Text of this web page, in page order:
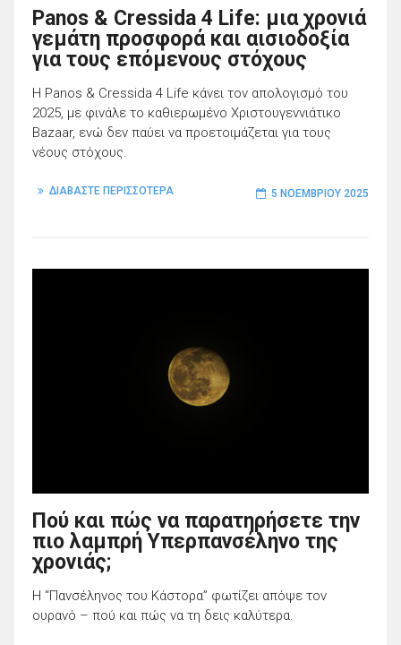
Panos & Cressida 4 Life: μια χρονιά
γεμάτη προσφορά και αισιοδοξία
για τους επόμενους στόχους
Η Panos & Cressida 4 Life κάνει τον απολογισμό του
2025, με φινάλε το καθιερωμένο Χριστουγεννιάτικο
Bazaar, ενώ δεν παύει να προετοιμάζεται για τους
νέους στόχους.
ΔΙΑΒΑΣΤΕ ΠΕΡΙΣΣΟΤΕΡΑ 5 ΝΟΕΜΒΡΊΟΥ 2025
Πού και πώς να παρατηρήσετε την
πιο λαμπρή Υπερπανσέληνο της
χρονιάς;
Η “Πανσέληνος του Κάστορα” φωτίζει απόψε τον
ουρανό – πού και πώς να τη δεις καλύτερα.